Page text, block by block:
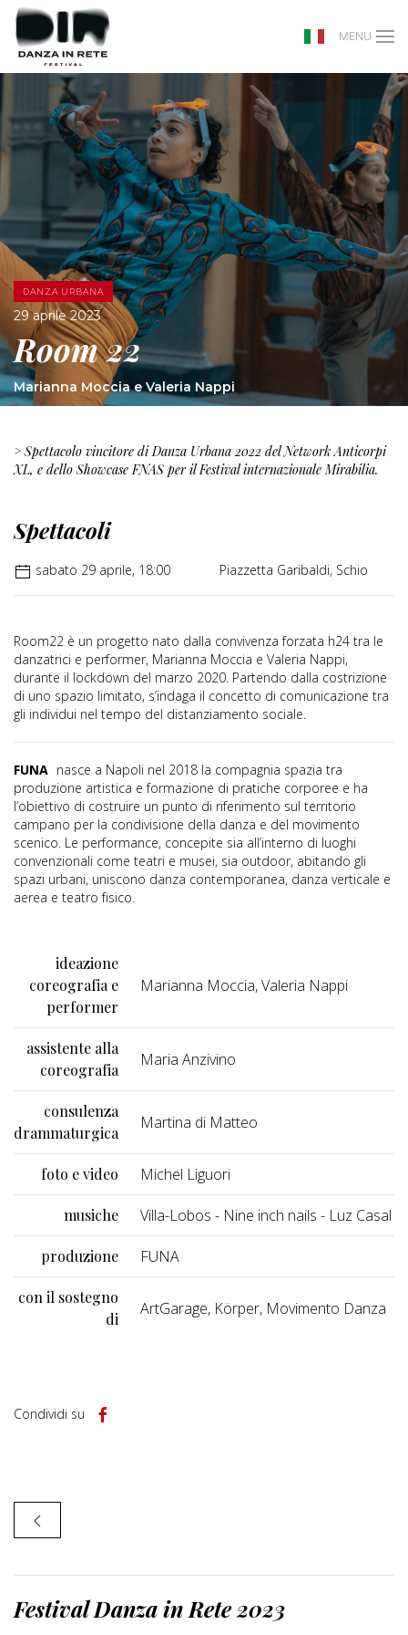
MENU
DANZA URBANA
29 aprile 2023
Room 22
Marianna Moccia e Valeria Nappi
> Spettacolo vincitore di Danza Urbana 2022 del Network Anticorpi
XL, e dello Showcase FNAS per il Festival internazionale Mirabilia.
Spettacoli
sabato 29 aprile, 18:00 Piazzetta Garibaldi, Schio
Room22 è un progetto nato dalla convivenza forzata h24 tra le
danzatrici e performer, Marianna Moccia e Valeria Nappi,
durante il lockdown del marzo 2020. Partendo dalla costrizione
di uno spazio limitato, s’indaga il concetto di comunicazione tra
gli individui nel tempo del distanziamento sociale.
FUNA nasce a Napoli nel 2018 la compagnia spazia tra
produzione artistica e formazione di pratiche corporee e ha
l’obiettivo di costruire un punto di riferimento sul territorio
campano per la condivisione della danza e del movimento
scenico. Le performance, concepite sia all’interno di luoghi
convenzionali come teatri e musei, sia outdoor, abitando gli
spazi urbani, uniscono danza contemporanea, danza verticale e
aerea e teatro fisico.
ideazione
coreografia e
performer
Marianna Moccia, Valeria Nappi
assistente alla
coreografia
Maria Anzivino
consulenza
drammaturgica
Martina di Matteo
foto e video Michel Liguori
musiche Villa-Lobos - Nine inch nails - Luz Casal
produzione FUNA
con il sostegno
di
ArtGarage, Körper, Movimento Danza
Condividi su
Festival Danza in Rete 2023